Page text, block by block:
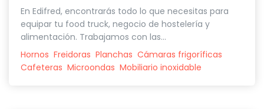
En Edifred, encontrarás todo lo que necesitas para
equipar tu food truck, negocio de hostelería y
alimentación. Trabajamos con las...
Hornos Freidoras Planchas Cámaras frigoríficas
Cafeteras Microondas Mobiliario inoxidable